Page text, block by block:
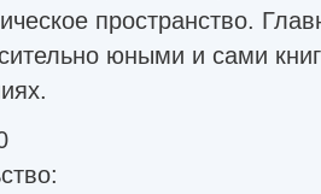
пространство.
юными и сами